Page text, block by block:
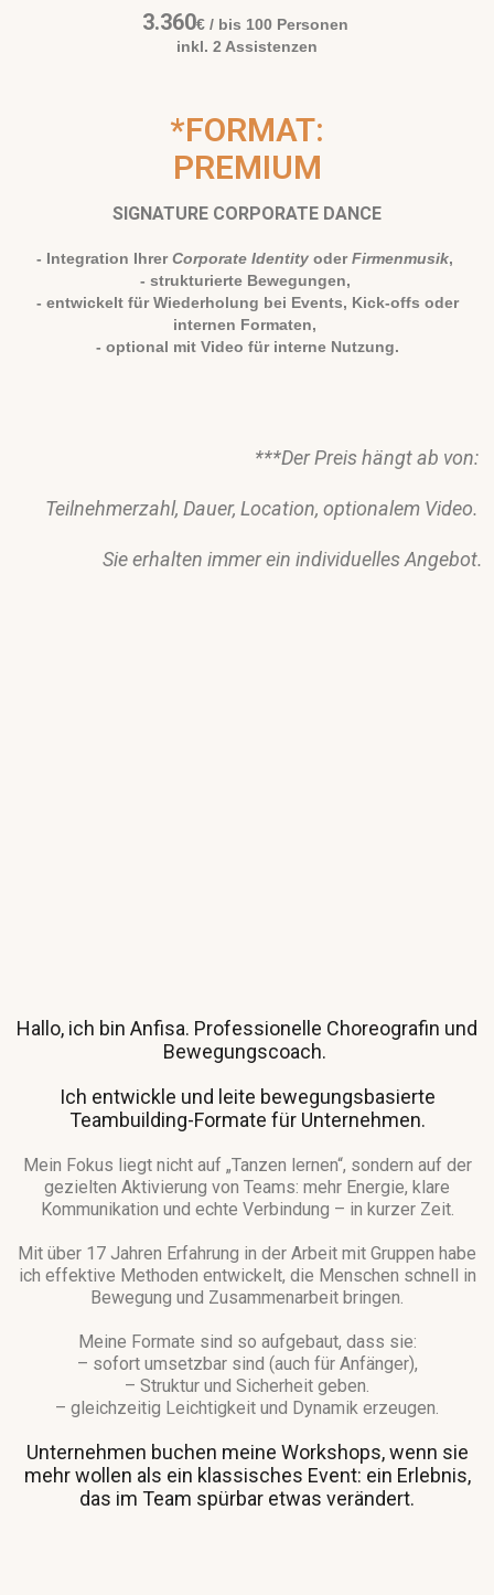
3.360€/ bis 100 Personen
inkl. 2 Assistenzen
*FORMAT:
PREMIUM
SIGNATURE CORPORATE DANCE
- Integration IhrerCorporate Identity oderFirmenmusik,
- strukturierte Bewegungen,
- entwickelt für Wiederholung bei Events, Kick-offs oder
internen Formaten,
- optional mit Video für interne Nutzung.
***Der Preis hängt ab von:
Teilnehmerzahl, Dauer, Location, optionalem Video.
Sie erhalten immer ein individuelles Angebot.
Hallo, ich bin Anfisa. Professionelle Choreografin und
Bewegungscoach.
Ich entwickle und leite bewegungsbasierte
Teambuilding-Formate für Unternehmen.
Mein Fokus liegt nicht auf „Tanzen lernen“, sondern auf der
gezielten Aktivierung von Teams: mehr Energie, klare
Kommunikation und echte Verbindung – in kurzer Zeit.
Mit über 17 Jahren Erfahrung in der Arbeit mit Gruppen habe
ich effektive Methoden entwickelt, die Menschen schnell in
Bewegung und Zusammenarbeit bringen.
Meine Formate sind so aufgebaut, dass sie:
– sofort umsetzbar sind (auch für Anfänger),
– Struktur und Sicherheit geben.
– gleichzeitig Leichtigkeit und Dynamik erzeugen.
Unternehmen buchen meine Workshops, wenn sie
mehr wollen als ein klassisches Event: ein Erlebnis,
das im Team spürbar etwas verändert.